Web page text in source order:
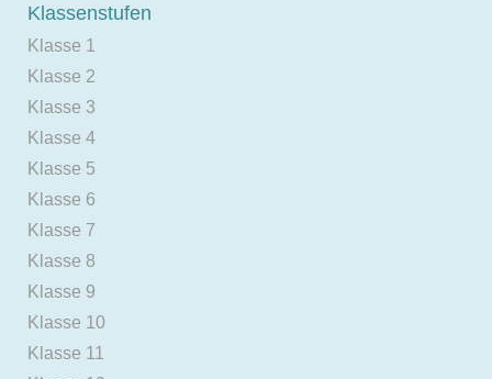
Klassenstufen
Klasse 1
Klasse 2
Klasse 3
Klasse 4
Klasse 5
Klasse 6
Klasse 7
Klasse 8
Klasse 9
Klasse 10
Klasse 11